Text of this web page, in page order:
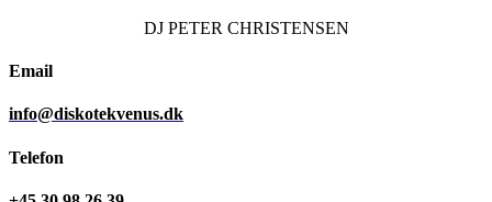
DJPETER CHRISTENSEN
Email
info@diskotekvenus.dk
Telefon